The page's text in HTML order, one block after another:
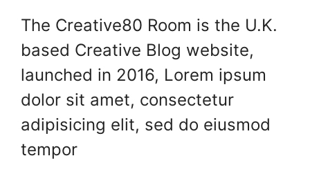
The Creative80 Room is the U.K.
based Creative Blog website,
launched in 2016, Lorem ipsum
dolor sit amet, consectetur
adipisicing elit, sed do eiusmod
tempor